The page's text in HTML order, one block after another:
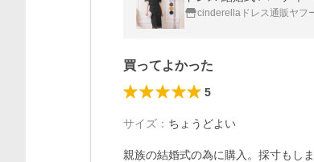
cinderellaドレス通販ヤフ
買ってよかった
5
サイズ ： ちょうどよい
親族の結婚式の為に購入。採寸もし